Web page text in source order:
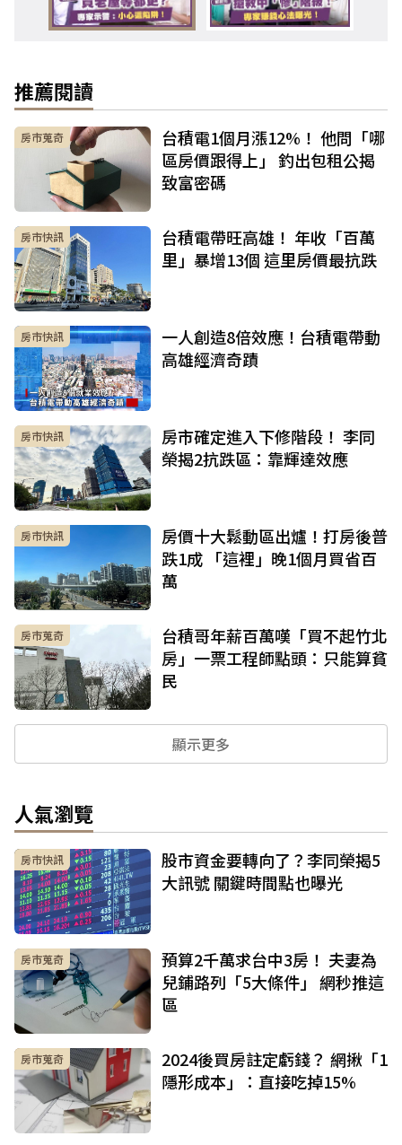
推薦閱讀
房市蒐奇
台積電1個月漲12%！ 他問「哪
區房價跟得上」 釣出包租公揭
致富密碼
房市快訊
台積電帶旺高雄！ 年收「百萬
里」暴增13個 這里房價最抗跌
房市快訊
一人創造8倍效應！台積電帶動
高雄經濟奇蹟
房市快訊
房市確定進入下修階段！ 李同
榮揭2抗跌區：靠輝達效應
房市快訊
房價十大鬆動區出爐！打房後普
跌1成 「這裡」晚1個月買省百
萬
房市蒐奇
台積哥年薪百萬嘆「買不起竹北
房」一票工程師點頭：只能算貧
民
顯示更多
人氣瀏覽
房市快訊
股市資金要轉向了？李同榮揭5
大訊號 關鍵時間點也曝光
房市蒐奇
預算2千萬求台中3房！ 夫妻為
兒鋪路列「5大條件」 網秒推這
區
房市蒐奇
2024後買房註定虧錢？ 網揪「1
隱形成本」：直接吃掉15%